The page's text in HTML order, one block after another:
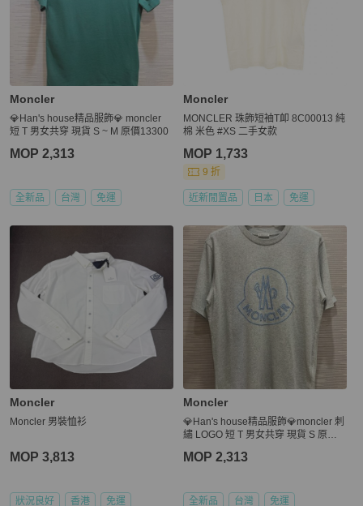
Moncler
💎Han's house精品服飾💎 moncler
短 T 男女共穿 現貨 S ~ M 原價13300
MOP 2,313
全新品 台灣 免運
Moncler
MONCLER 珠飾短袖T卹 8C00013 純
棉 米色 #XS 二手女款
MOP 1,733
9 折
近新閒置品 日本 免運
Moncler
Moncler 男裝恤衫
MOP 3,813
狀況良好 香港 免運
Moncler
💎Han's house精品服飾💎moncler 刺
繡 LOGO 短 T 男女共穿 現貨 S 原價1
MOP 2,313
全新品 台灣 免運